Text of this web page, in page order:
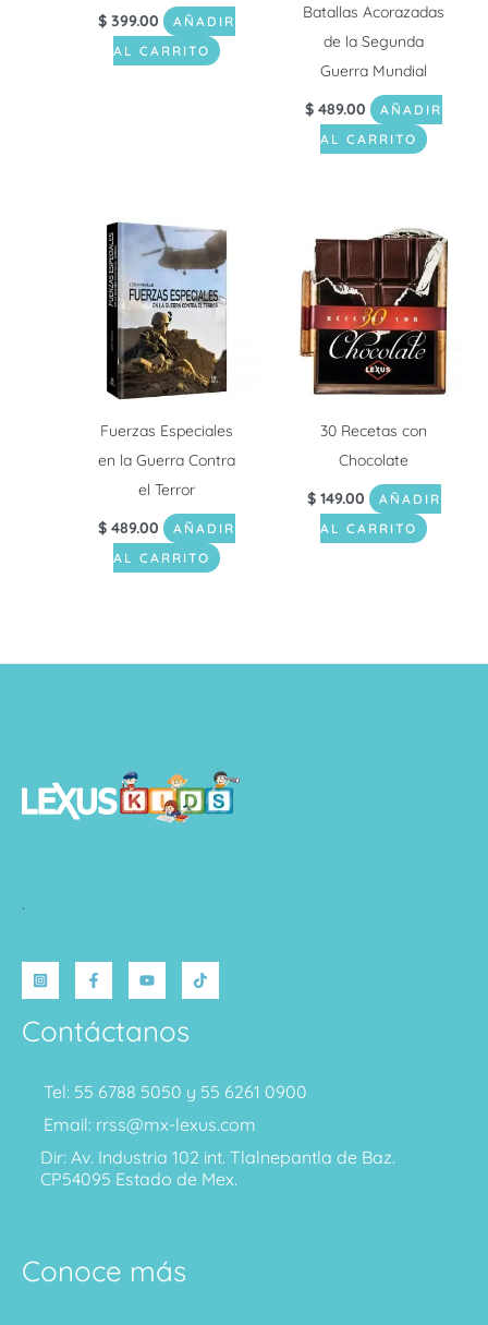
$ 399.00
AÑADIR
AL CARRITO
Batallas Acorazadas
de la Segunda
Guerra Mundial
$ 489.00
AÑADIR
AL CARRITO
Fuerzas Especiales
en la Guerra Contra
el Terror
$ 489.00
AÑADIR
AL CARRITO
30 Recetas con
Chocolate
$149.00
AÑADIR
AL CARRITO
.
Contáctanos
Tel: 55 6788 5050 y 55 6261 0900
Email: rrss@mx-lexus.com
Dir: Av. Industria 102 int. Tlalnepantla de Baz.
CP54095 Estado de Mex.
Conoce más